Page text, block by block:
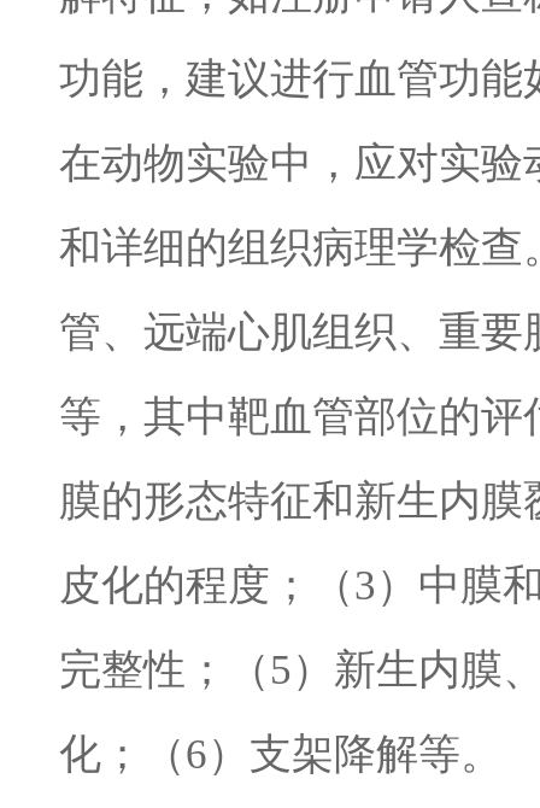
功能，建议进行血管功
在动物实验中，应对实
和详细的组织病理学检
管、远端心肌组织、重
等，其中靶血管部位的
膜的形态特征和新生内
皮化的程度；（3）中膜
完整性；（5）新生内膜
化；（6）支架降解等。